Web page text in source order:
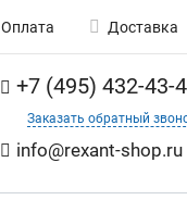
Оплата Доставка
+7 (495) 432-43-
Заказать обратный
info@rexant-shop.ru